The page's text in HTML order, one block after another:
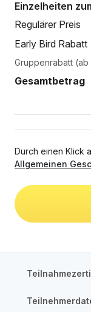
Einzelheiten
Regulärer Preis
Early Bird Rabatt
Gruppenrabatt
Gesamtbetrag
Durch einen Klick
Allgemeinen